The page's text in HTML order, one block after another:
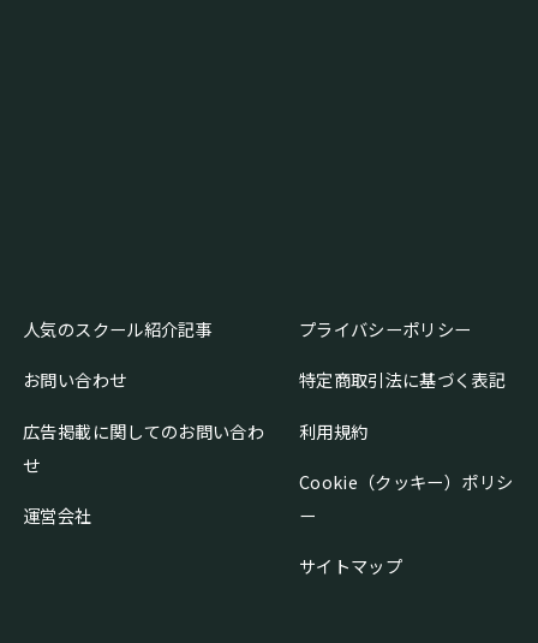
人気のスクール紹介記事
お問い合わせ
広告掲載に関してのお問い合わ
せ
運営会社
プライバシーポリシー
特定商取引法に基づく表記
利用規約
Cookie（クッキー）ポリシ
ー
サイトマップ